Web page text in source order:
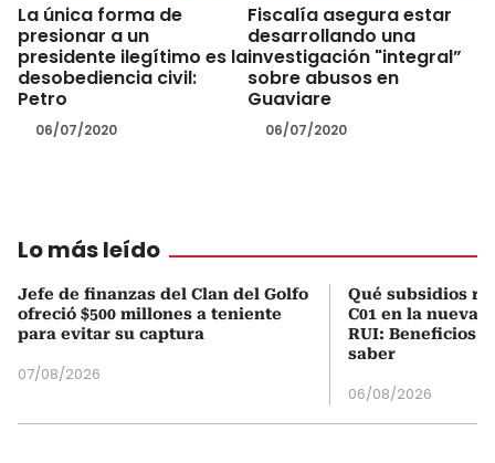
La única forma de
presionar a un
presidente ilegítimo es la
desobediencia civil:
Petro
06/07/2020
Fiscalía asegura estar
desarrollando una
investigación "integral”
sobre abusos en
Guaviare
06/07/2020
Lo más leído
Jefe de finanzas del Clan del Golfo
ofreció $500 millones a teniente
para evitar su captura
07/08/2026
Qué subsidios
C01 en la nueva
RUI: Beneficios
saber
06/08/2026